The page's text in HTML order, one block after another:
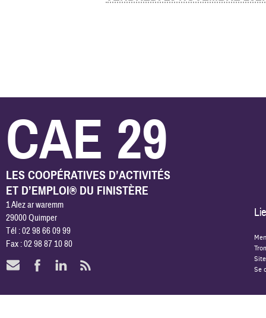
CAE 29
LES COOPÉRATIVES D’ACTIVITÉS
ET D’EMPLOI® DU FINISTÈRE
1 Alez ar waremm
29000 Quimper
Tél : 02 98 66 09 99
Fax : 02 98 87 10 80
Se